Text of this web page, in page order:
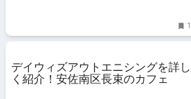
1
デイウィズアウトエニシングを詳し
く紹介！安佐南区長束のカフェ